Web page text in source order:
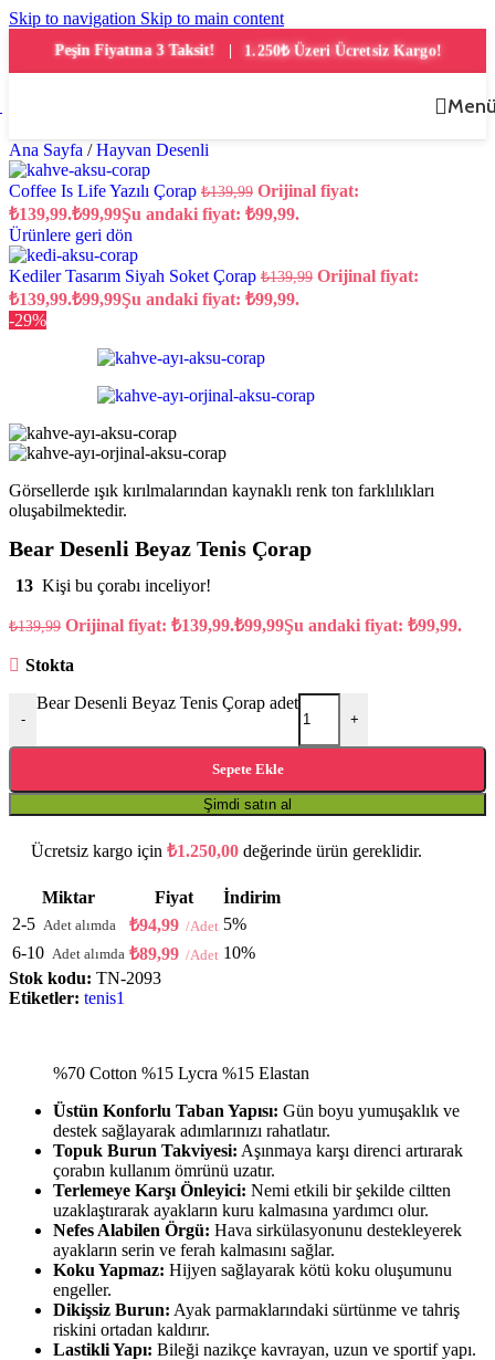
Skip to navigation Skip to main content
Peşin Fiyatına 3 Taksit! 1.250₺ Üzeri Ücretsiz Kargo!
Ana Sayfa / Hayvan Desenli
Coffee Is Life Yazılı Çorap ₺139,99 Orijinal fiyat:
₺139,99.₺99,99Şu andaki fiyat: ₺99,99.
Ürünlere geri dön
Kediler Tasarım Siyah Soket Çorap ₺139,99 Orijinal fiyat:
₺139,99.₺99,99Şu andaki fiyat: ₺99,99.
-29%
Görsellerde ışık kırılmalarından kaynaklı renk ton farklılıkları
oluşabilmektedir.
Bear Desenli Beyaz Tenis Çorap
13 Kişi bu çorabı inceliyor!
₺139,99 Orijinal fiyat: ₺139,99.₺99,99Şu andaki fiyat: ₺99,99.
Stokta
-
Bear Desenli Beyaz Tenis Çorap adet
+
Sepete Ekle
Şimdi satın al
Ücretsiz kargo için ₺1.250,00 değerinde ürün gereklidir.
Miktar Fiyat
İndirim
2-5
₺94,99
5%
6-10
₺89,99
10%
Stok kodu: TN-2093
Etiketler: tenis1
%70 Cotton %15 Lycra %15 Elastan
Üstün Konforlu Taban Yapısı: Gün boyu yumuşaklık ve
destek sağlayarak adımlarınızı rahatlatır.
Topuk Burun Takviyesi: Aşınmaya karşı direnci artırarak
çorabın kullanım ömrünü uzatır.
Terlemeye Karşı Önleyici: Nemi etkili bir şekilde ciltten
uzaklaştırarak ayakların kuru kalmasına yardımcı olur.
Nefes Alabilen Örgü: Hava sirkülasyonunu destekleyerek
ayakların serin ve ferah kalmasını sağlar.
Koku Yapmaz: Hijyen sağlayarak kötü koku oluşumunu
engeller.
Dikişsiz Burun: Ayak parmaklarındaki sürtünme ve tahriş
riskini ortadan kaldırır.
Lastikli Yapı: Bileği nazikçe kavrayan, uzun ve sportif yapı.